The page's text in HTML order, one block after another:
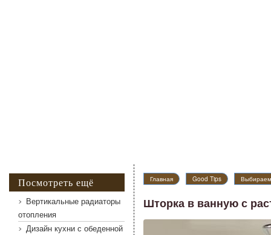
Главная Good Tips
Шторка в ванную с
Шторка в ванную с растительным рисунком
Посмотреть ещё
Вертикальные радиаторы
отопления
Дизайн кухни с обеденной